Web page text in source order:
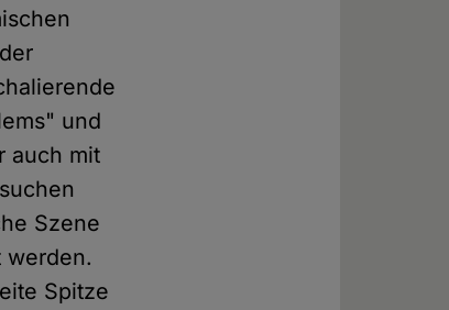
und
auch mit
Szene
werden.
Spitze